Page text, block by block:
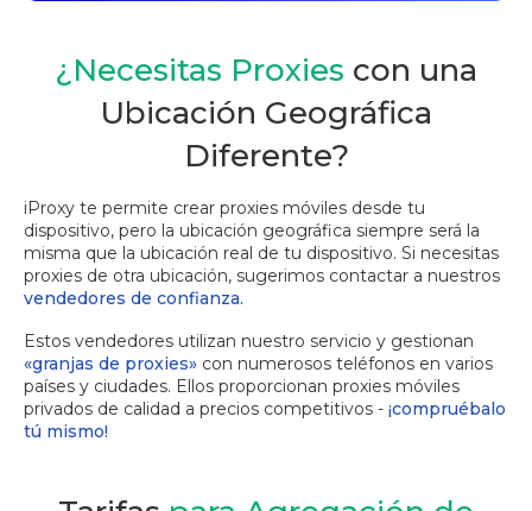
¿Necesitas Proxies con una
Ubicación Geográfica
Diferente?
iProxy te permite crear proxies móviles desde tu
dispositivo, pero la ubicación geográfica siempre será la
misma que la ubicación real de tu dispositivo. Si necesitas
proxies de otra ubicación, sugerimos contactar a nuestros
vendedores de confianza.
Estos vendedores utilizan nuestro servicio y gestionan
«granjas de proxies» con numerosos teléfonos en varios
países y ciudades. Ellos proporcionan proxies móviles
privados de calidad a precios competitivos - ¡compruébalo
tú mismo!